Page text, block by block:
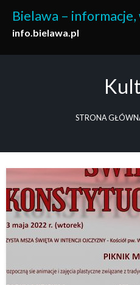
content
Bielawa – informacje,
info.bielawa.pl
STRONA